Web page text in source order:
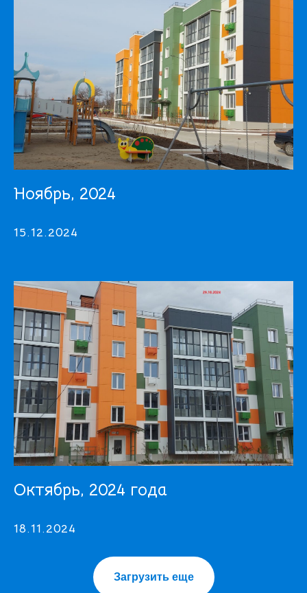
Ноябрь, 2024
15.12.2024
Октябрь, 2024 года
18.11.2024
Загрузить еще
ПЛАНИРОВКИ
УСЛОВИЯ ПОКУПКИ
ДВ-ИПОТЕКА
ПОЛИТИКА КОНФИДЕНЦИАЛЬНОСТИ
ДОКУМЕНТЫ
ХОД СТРОИТЕЛЬСТВА
БЛОГ